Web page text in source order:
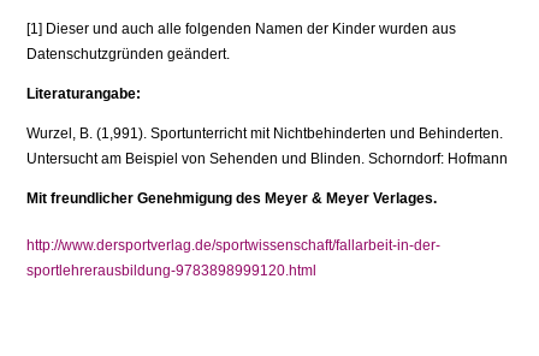
[1] Dieser und auch alle folgenden Namen der Kinder wurden aus
Datenschutzgründen geändert.
Literaturangabe:
Wurzel, B. (1,991). Sportunterricht mit Nichtbehinderten und Behinderten.
Untersucht am Beispiel von Sehenden und Blinden. Schorndorf: Hofmann
Mit freundlicher Genehmigung des Meyer & Meyer Verlages.
http://www.dersportverlag.de/sportwissenschaft/fallarbeit-in-der-
sportlehrerausbildung-9783898999120.html